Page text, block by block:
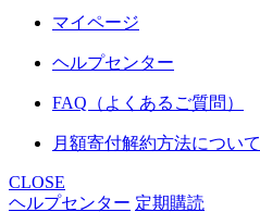
マイページ
ヘルプセンター
FAQ（よくあるご質問）
月額寄付解約方法について
CLOSE
ヘルプセンター 定期購読